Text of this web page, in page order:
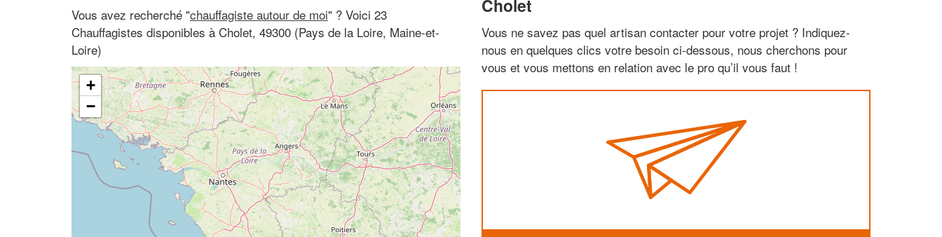
Vous avez recherché "chauffagiste autour de moi" ? Voici 23
Chauffagistes disponibles à Cholet, 49300 (Pays de la Loire, Maine-et-
Loire)
+
−
Cholet
Vous ne savez pas quel artisan contacter pour votre projet ? Indiquez-
nous en quelques clics votre besoin ci-dessous, nous cherchons pour
vous et vous mettons en relation avec le pro qu’il vous faut !